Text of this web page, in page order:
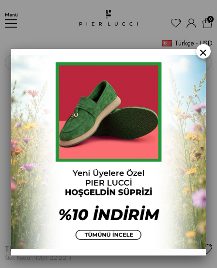
Menü
Türkçe - USD
0
‹ ›
TERLİK
Stok Kodu (001 22-221)
×